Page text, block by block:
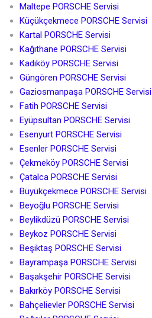
Maltepe PORSCHE Servisi
Küçükçekmece PORSCHE Servisi
Kartal PORSCHE Servisi
Kağıthane PORSCHE Servisi
Kadıköy PORSCHE Servisi
Güngören PORSCHE Servisi
Gaziosmanpaşa PORSCHE Servisi
Fatih PORSCHE Servisi
Eyüpsultan PORSCHE Servisi
Esenyurt PORSCHE Servisi
Esenler PORSCHE Servisi
Çekmeköy PORSCHE Servisi
Çatalca PORSCHE Servisi
Büyükçekmece PORSCHE Servisi
Beyoğlu PORSCHE Servisi
Beylikdüzü PORSCHE Servisi
Beykoz PORSCHE Servisi
Beşiktaş PORSCHE Servisi
Bayrampaşa PORSCHE Servisi
Başakşehir PORSCHE Servisi
Bakırköy PORSCHE Servisi
Bahçelievler PORSCHE Servisi